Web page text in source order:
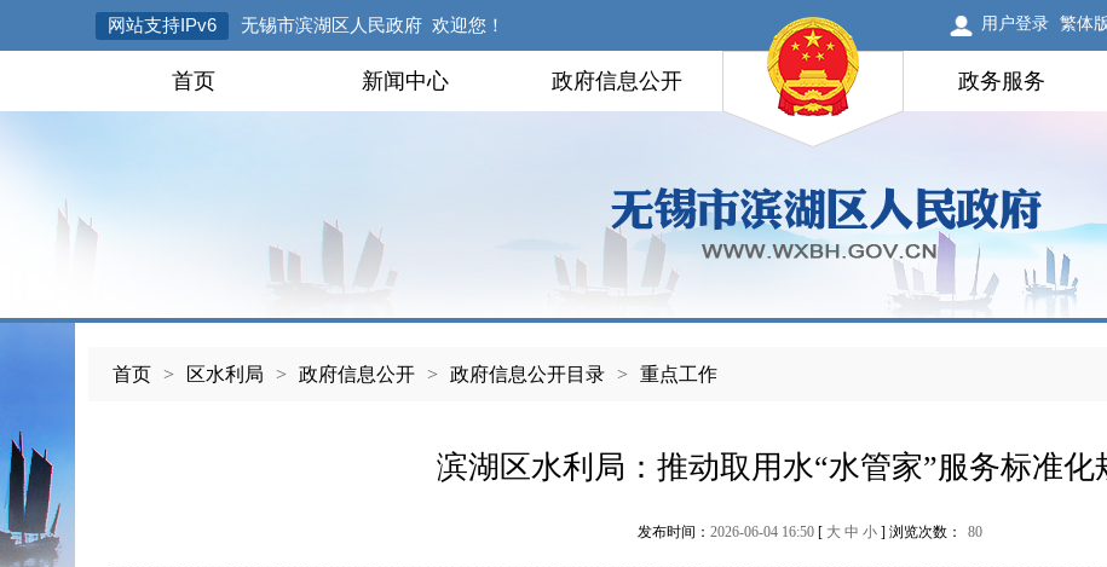
网站支持IPv6 无锡市滨湖区人民政府 欢迎您！ 用户登录 繁体
首页 新闻中心 政府信息公开 政务服务
首页 > 区水利局 > 政府信息公开 > 政府信息公开目录 > 重点工作
滨湖区水利局：推动取用水“水管家”服务标准化
发布时间： 2026-06-04 16:50 [ 大 中 小 ] 浏览次数： 80